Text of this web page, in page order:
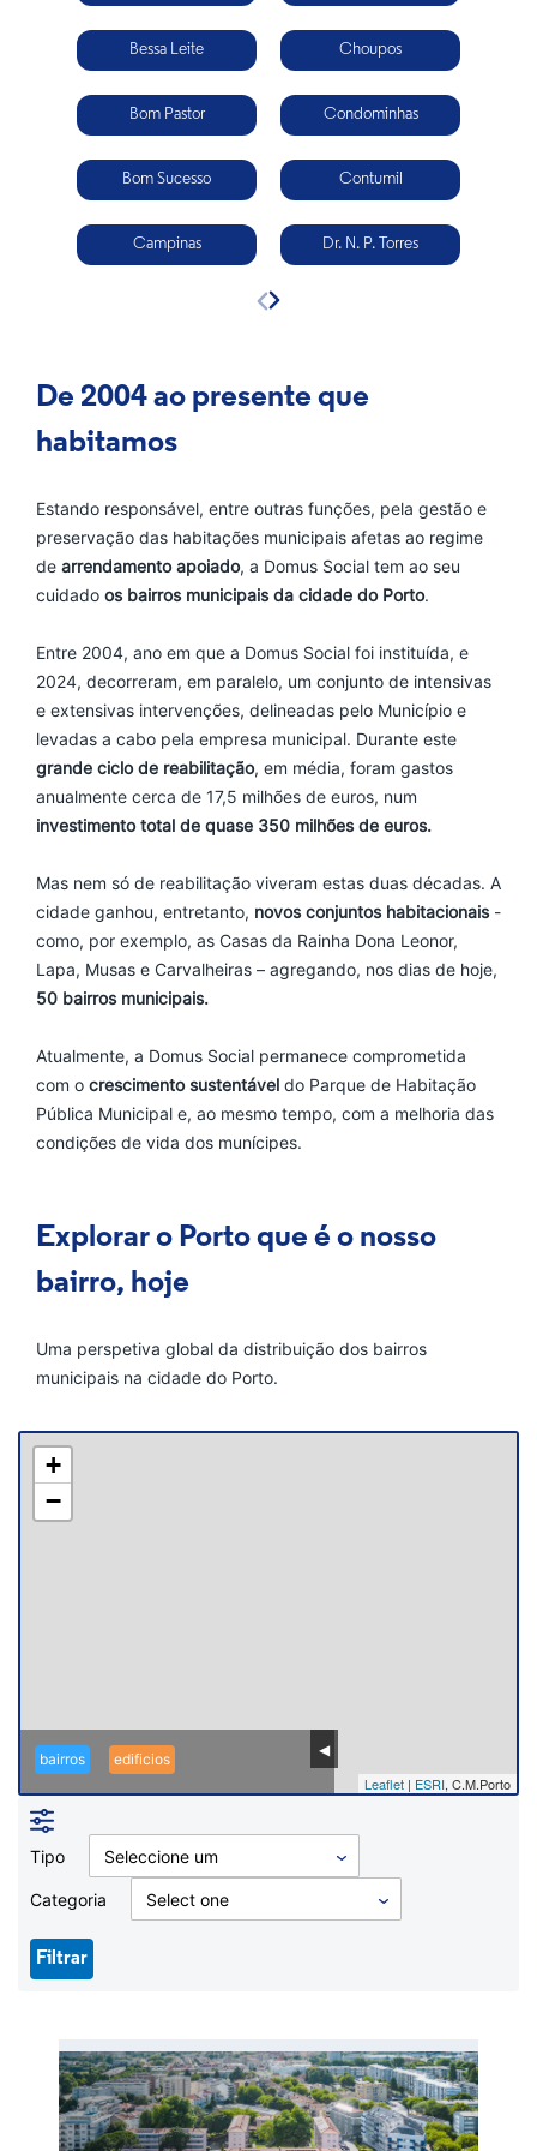
Bessa Leite
Bom Pastor
Bom Sucesso
Campinas
Choupos
Condominhas
Contumil
Dr. N. P. Torres
De 2004 ao presente que
habitamos
Estando responsável, entre outras funções, pela gestão e
preservação das habitações municipais afetas ao regime
de arrendamento apoiado, a Domus Social tem ao seu
cuidado os bairros municipais da cidade do Porto.
Entre 2004, ano em que a Domus Social foi instituída, e
2024, decorreram, em paralelo, um conjunto de intensivas
e extensivas intervenções, delineadas pelo Município e
levadas a cabo pela empresa municipal. Durante este
grande ciclo de reabilitação, em média, foram gastos
anualmente cerca de 17,5 milhões de euros, num
investimento total de quase 350 milhões de euros.
Mas nem só de reabilitação viveram estas duas décadas. A
cidade ganhou, entretanto, novos conjuntos habitacionais -
como, por exemplo, as Casas da Rainha Dona Leonor,
Lapa, Musas e Carvalheiras – agregando, nos dias de hoje,
50 bairros municipais.
Atualmente, a Domus Social permanece comprometida
com o crescimento sustentável do Parque de Habitação
Pública Municipal e, ao mesmo tempo, com a melhoria das
condições de vida dos munícipes.
Explorar o Porto que é o nosso
bairro, hoje
Uma perspetiva global da distribuição dos bairros
municipais na cidade do Porto.
+
−
Leaflet | ESRI, C.M.Porto
bairros edificios
Tipo Seleccione um
Categoria Select one
Filtrar